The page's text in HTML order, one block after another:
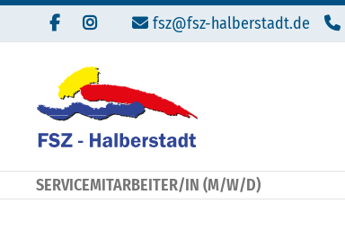
fsz@fsz-halberstadt.de
SERVICEMITARBEITER/IN (M/W/D)